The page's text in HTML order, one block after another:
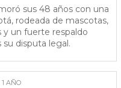
sus 48 años con una
rodeada de mascotas,
y un fuerte respaldo
su disputa legal.
1 AÑO